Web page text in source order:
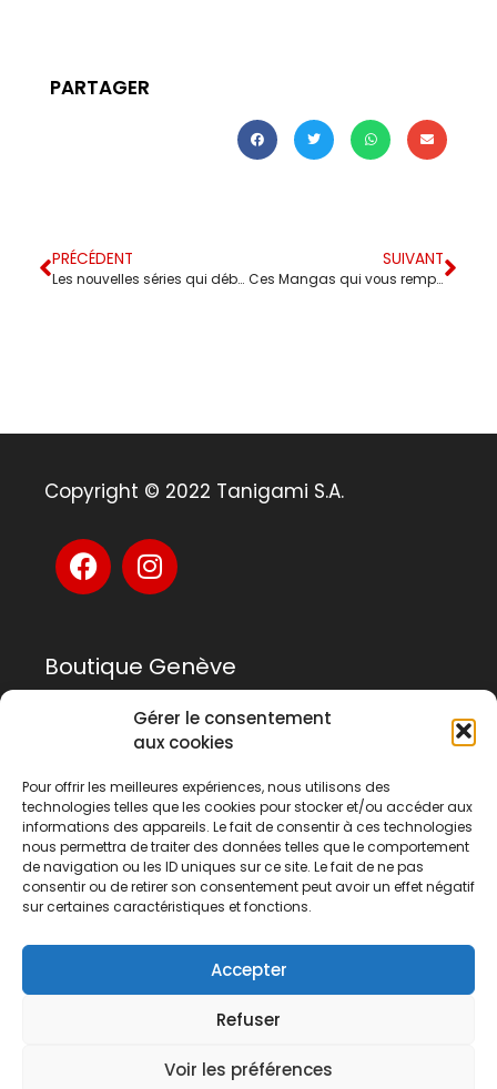
Gérer le consentement
aux cookies
Pour offrir les meilleures expériences, nous utilisons des
technologies telles que les cookies pour stocker et/ou accéder aux
informations des appareils. Le fait de consentir à ces technologies
nous permettra de traiter des données telles que le comportement
de navigation ou les ID uniques sur ce site. Le fait de ne pas
consentir ou de retirer son consentement peut avoir un effet négatif
sur certaines caractéristiques et fonctions.
Accepter
Refuser
Voir les préférences
PARTAGER
PRÉCÉDENT
Les nouvelles séries qui débutent :
SUIVANT
Ces Mangas qui vous rempliront d’émotions :
Copyright © 2022 Tanigami S.A.
Boutique Genève
Rue Rousseau 14
1201 Genève
022 741 03 33
geneve@tanigami.com
Boutique Lausanne